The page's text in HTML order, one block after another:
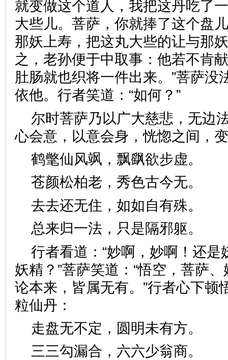
就变做这个道人，我把这丹吃了
大些儿。菩萨，你就捧了这个盘
那妖上寿，把这丸大些的让与那
之，老孙便于中取事：他若不肯
肚肠就也织将一件出来。”菩萨没
依他。行者笑道：“如何？”
尔时菩萨乃以广大慈悲，无边
心会意，以意会身，恍惚之间
鹤氅仙风飒，飘飖欲步虚
苍颜松柏老，秀色古今无
去去还无住，如如自有殊
总来归一法，只是隔邪躯
行者看道：“妙啊，妙啊！还是
妖精？”菩萨笑道：“悟空，菩萨
论本来，皆属无有。”行者心下顿
粒仙丹：
走盘无不定，圆明未有方
三三勾漏合，六六少翁商